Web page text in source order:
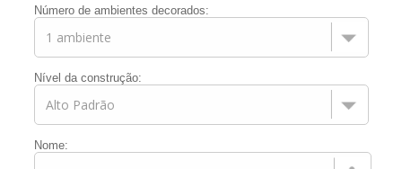
Número de ambientes decorados:
Nível da construção:
Nome: